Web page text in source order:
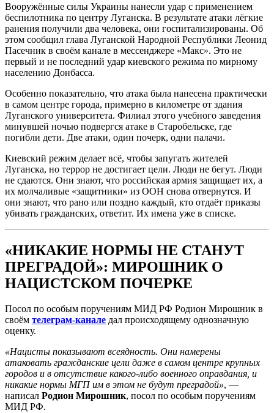
Вооружённые силы Украины нанесли удар с применением
беспилотника по центру Луганска. В результате атаки лёгкие
ранения получили два человека, они госпитализированы. Об
этом сообщил глава Луганской Народной Республики Леонид
Пасечник в своём канале в мессенджере «Макс». Это не
первый и не последний удар киевского режима по мирному
населению Донбасса.
Особенно показательно, что атака была нанесена практически
в самом центре города, примерно в километре от здания
Луганского университета. Филиал этого учебного заведения
минувшей ночью подвергся атаке в Старобельске, где
погибли дети. Две атаки, один почерк, одни палачи.
Киевский режим делает всё, чтобы запугать жителей
Луганска, но террор не достигает цели. Люди не бегут. Люди
не сдаются. Они знают, что российская армия защищает их, а
их молчаливые «защитники» из ООН снова отвернутся. И
они знают, что рано или поздно каждый, кто отдаёт приказы
убивать гражданских, ответит. Их имена уже в списке.
«НИКАКИЕ НОРМЫ НЕ СТАНУТ
ПРЕГРАДОЙ»: МИРОШНИК О
НАЦИСТСКОМ ПОЧЕРКЕ
Посол по особым поручениям МИД РФ Родион Мирошник в
своём телеграм-канале дал происходящему однозначную
оценку.
«Нацисты показывают всеядность. Они намерены
атаковать гражданские цели даже в самом центре крупных
городов и в отсутствие какого-либо военного оправдания, и
никакие нормы МГП им в этом не будут преградой», —
написал Родион Мирошник, посол по особым поручениям
МИД РФ.